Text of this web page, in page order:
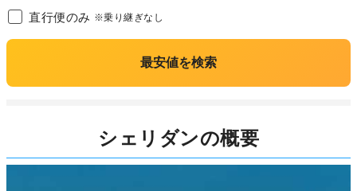
直行便のみ ※乗り継ぎなし
最安値を検索
シェリダンの概要